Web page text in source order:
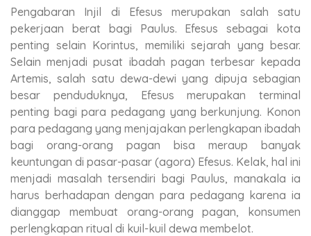
Pengabaran Injil di Efesus merupakan salah satu
pekerjaan berat bagi Paulus. Efesus sebagai kota
penting selain Korintus, memiliki sejarah yang besar.
Selain menjadi pusat ibadah pagan terbesar kepada
Artemis, salah satu dewa-dewi yang dipuja sebagian
besar penduduknya, Efesus merupakan terminal
penting bagi para pedagang yang berkunjung. Konon
para pedagang yang menjajakan perlengkapan ibadah
bagi orang-orang pagan bisa meraup banyak
keuntungan di pasar-pasar (agora) Efesus. Kelak, hal ini
menjadi masalah tersendiri bagi Paulus, manakala ia
harus berhadapan dengan para pedagang karena ia
dianggap membuat orang-orang pagan, konsumen
perlengkapan ritual di kuil-kuil dewa membelot.